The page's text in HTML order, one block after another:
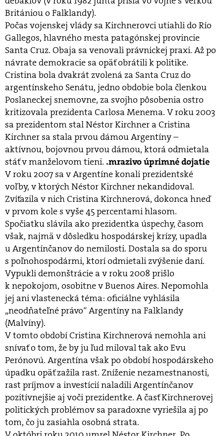
Britániou o Falklandy).
Počas vojenskej vlády sa Kirchnerovci utiahli do Río
Gallegos, hlavného mesta patagónskej provincie
Santa Cruz. Obaja sa venovali právnickej praxi. Až po
návrate demokracie sa opäť obrátili k politike.
Cristina bola dvakrát zvolená za Santa Cruz do
argentínskeho Senátu, jedno obdobie bola členkou
Poslaneckej snemovne, za svojho pôsobenia ostro
kritizovala prezidenta Carlosa Menema. V roku 2003
sa prezidentom stal Néstor Kirchner a Cristina
Kirchner sa stala prvou dámou Argentíny –
aktívnou, bojovnou prvou dámou, ktorá odmietala
stáť v manželovom tieni. .mrazivo úprimné dojatie
V roku 2007 sa v Argentíne konali prezidentské
voľby, v ktorých Néstor Kirchner nekandidoval.
Zvíťazila v nich Cristina Kirchnerová, dokonca hneď
v prvom kole s vyše 45 percentami hlasom.
Spočiatku slávila ako prezidentka úspechy, časom
však, najmä v dôsledku hospodárskej krízy, upadla
u Argentínčanov do nemilosti. Dostala sa do sporu
s poľnohospodármi, ktorí odmietali zvýšenie daní.
Vypukli demonštrácie a v roku 2008 prišlo
k nepokojom, osobitne v Buenos Aires. Nepomohla
jej ani vlastenecká téma: oficiálne vyhlásila
„neodňateľné právo“ Argentíny na Falklandy
(Malvíny).
V tomto období Cristina Kirchnerová nemohla ani
snívať o tom, že by ju ľud miloval tak ako Evu
Perónovú. Argentína však po období hospodárskeho
úpadku opäť zažila rast. Zníženie nezamestnanosti,
rast príjmov a investícií naladili Argentínčanov
pozitívnejšie aj voči prezidentke. A časť Kirchnerovej
politických problémov sa paradoxne vyriešila aj po
tom, čo ju zasiahla osobná strata.